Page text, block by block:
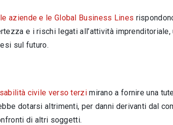
aziende e le Global Business Lines
e i rischi legati all’attività imprenditoriale,
sul futuro.
civile verso terzimirano a fornire una
dotarsi altrimenti, per danni derivanti dal
di altri soggetti.